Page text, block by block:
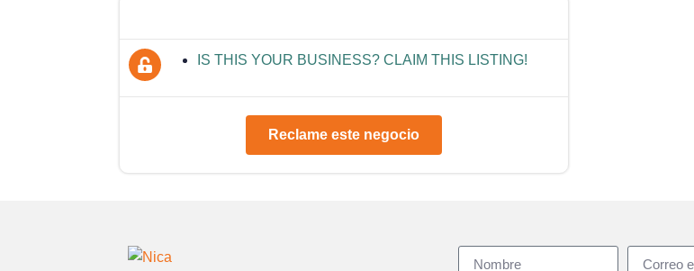
IS THIS YOUR BUSINESS? CLAIM THIS LISTING!
Reclame este negocio